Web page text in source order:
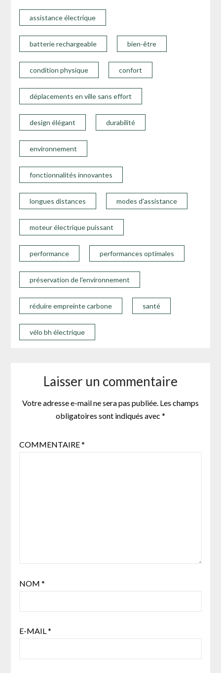
assistance électrique
batterie rechargeable bien-être
condition physique confort
déplacements en ville sans effort
design élégant durabilité
environnement
fonctionnalités innovantes
longues distances modes d'assistance
moteur électrique puissant
performance performances optimales
préservation de l'environnement
réduire empreinte carbone santé
vélo bh électrique
Laisser un commentaire
Votre adresse e-mail ne sera pas publiée. Les champs
obligatoires sont indiqués avec *
COMMENTAIRE*
NOM *
E-MAIL*